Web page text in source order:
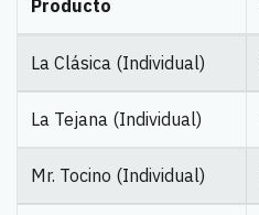
Producto
La Clásica (Individual)
La Tejana (Individual)
Mr. Tocino (Individual)